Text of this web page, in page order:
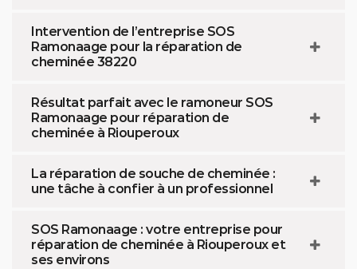
Intervention de l’entreprise SOS
Ramonaage pour la réparation de
cheminée 38220
Résultat parfait avec le ramoneur SOS
Ramonaage pour réparation de
cheminée à Riouperoux
La réparation de souche de cheminée :
une tâche à confier à un professionnel
SOS Ramonaage : votre entreprise pour
réparation de cheminée à Riouperoux et
ses environs